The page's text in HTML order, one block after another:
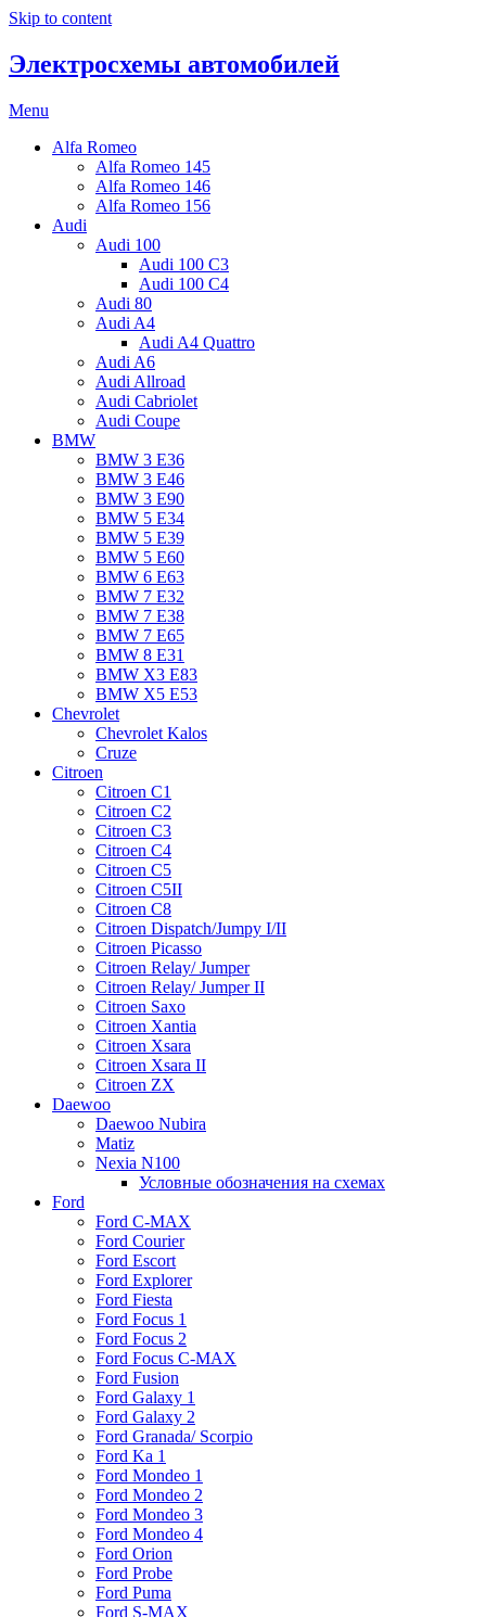
Skip to content
Электросхемы автомобилей
Menu
Alfa Romeo
Alfa Romeo 145
Alfa Romeo 146
Alfa Romeo 156
Audi
Audi 100
Audi 100 C3
Audi 100 C4
Audi 80
Audi A4
Audi A4 Quattro
Audi A6
Audi Allroad
Audi Cabriolet
Audi Coupe
BMW
BMW 3 E36
BMW 3 E46
BMW 3 E90
BMW 5 E34
BMW 5 E39
BMW 5 E60
BMW 6 Е63
BMW 7 Е32
BMW 7 Е38
BMW 7 Е65
BMW 8 Е31
BMW X3 E83
BMW X5 E53
Chevrolet
Chevrolet Kalos
Cruze
Citroen
Citroen C1
Citroen C2
Citroen C3
Citroen C4
Citroen C5
Citroen C5II
Citroen C8
Citroen Dispatch/Jumpy I/II
Citroen Picasso
Citroen Relay/ Jumper
Citroen Relay/ Jumper II
Citroen Saxo
Citroen Xantia
Citroen Xsara
Citroen Xsara II
Citroen ZX
Daewoo
Daewoo Nubira
Matiz
Nexia N100
Условные обозначения на схемах
Ford
Ford C-MAX
Ford Courier
Ford Escort
Ford Explorer
Ford Fiesta
Ford Focus 1
Ford Focus 2
Ford Focus C-MAX
Ford Fusion
Ford Galaxy 1
Ford Galaxy 2
Ford Granada/ Scorpio
Ford Ka 1
Ford Mondeo 1
Ford Mondeo 2
Ford Mondeo 3
Ford Mondeo 4
Ford Orion
Ford Probe
Ford Puma
Ford S-MAX